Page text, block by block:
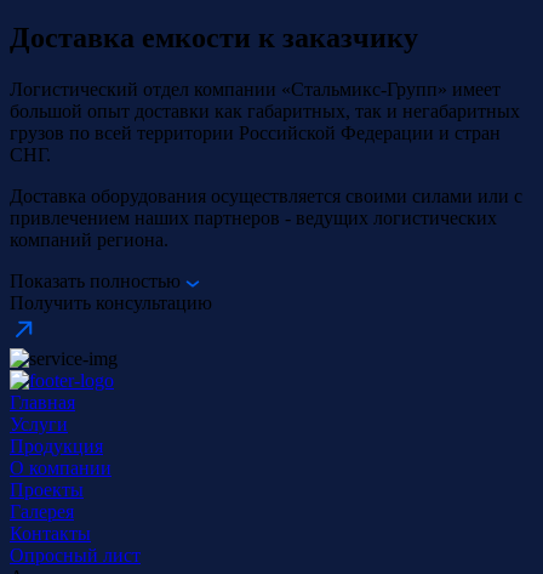
Доставка емкости к заказчику
Логистический отдел компании «Стальмикс-Групп» имеет
большой опыт доставки как габаритных, так и негабаритных
грузов по всей территории Российской Федерации и стран
СНГ.
Доставка оборудования осуществляется своими силами или с
привлечением наших партнеров - ведущих логистических
компаний региона.
Показать полностью
Получить консультацию
Главная
Услуги
Продукция
О компании
Проекты
Галерея
Контакты
Опросный лист